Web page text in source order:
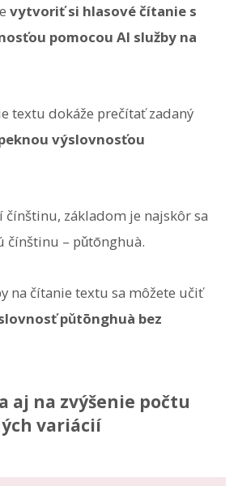
vytvoriť si hlasové čítanie s
pomocou AI služby na
textu dokáže prečítať zadaný
výslovnosťou
čínštinu, základom je najskôr sa
čínštinu – pǔtōnghuà.
na čítanie textu sa môžete učiť
pǔtōnghuà bez
aj na zvýšenie počtu
variácií